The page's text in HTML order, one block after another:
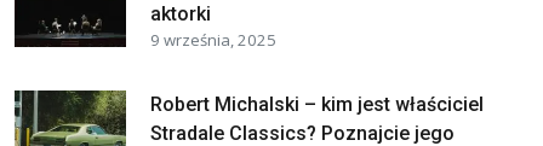
aktorki
9 września, 2025
Robert Michalski – kim jest właściciel
Stradale Classics? Poznajcie jego